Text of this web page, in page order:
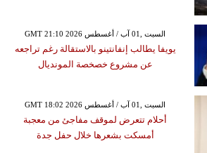
GMT 21:10 2026 السبت ,01 آب / أغسطس
يويفا يطالب إنفانتينو بالاستقالة رغم تراجعه
عن مشروع خصخصة المونديال
GMT 18:02 2026 السبت ,01 آب / أغسطس
أحلام تتعرض لموقف مفاجئ من معجبة
أمسكت بشعرها خلال حفل جدة